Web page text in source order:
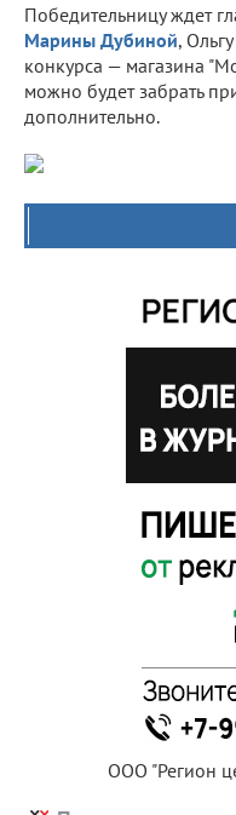
Победительницу ждет
Марины Дубиной,
конкурса — магазина
можно будет забрать
дополнительно.
ООО "Регион